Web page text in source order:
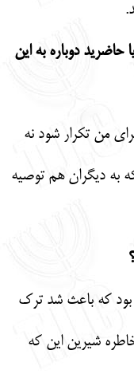
حاضريد دوباره به اين
من تكرار شود نه
به ديگران هم توصيه
بود كه باعث شد ترك
شيرين اين كه